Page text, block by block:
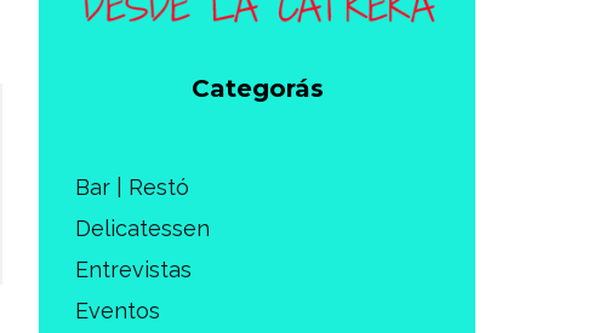
Categorás
Bar | Restó
Delicatessen
Entrevistas
Eventos